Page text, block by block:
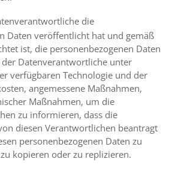
die
Daten veröffentlicht hat und gemäß
ist, die personenbezogenen Daten
Datenverantwortliche unter
verfügbaren Technologie und der
angemessene Maßnahmen,
Maßnahmen, um die
zu informieren, dass die
diesen Verantwortlichen beantragt
personenbezogenen Daten zu
kopieren oder zu replizieren.